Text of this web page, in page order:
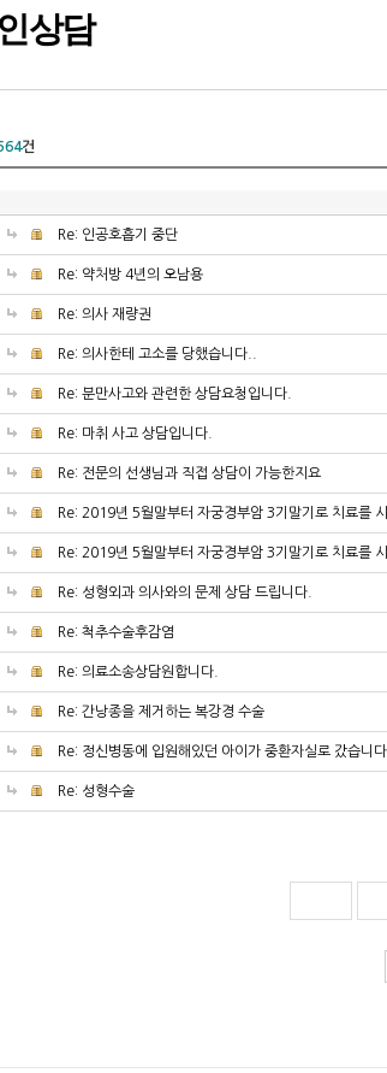
상담
건
Re: 인공호흡기 중단
Re: 약처방 4년의 오남용
Re: 의사 재량권
Re: 의사한테 고소를 당했습니다..
Re: 분만사고와 관련한 상담요청입니다.
Re: 마취 사고 상담입니다.
Re: 전문의 선생님과 직접 상담이 가능한지요
Re: 2019년 5월말부터 자궁경부암 3기말기로 치료를
Re: 2019년 5월말부터 자궁경부암 3기말기로 치료를
Re: 성형외과 의사와의 문제 상담 드립니다.
Re: 척추수술후감염
Re: 의료소송상담원합니다.
Re: 간낭종을 제거하는 복강경 수술
Re: 정신병동에 입원해있던 아이가 중환자실로 갔습니
Re: 성형수술